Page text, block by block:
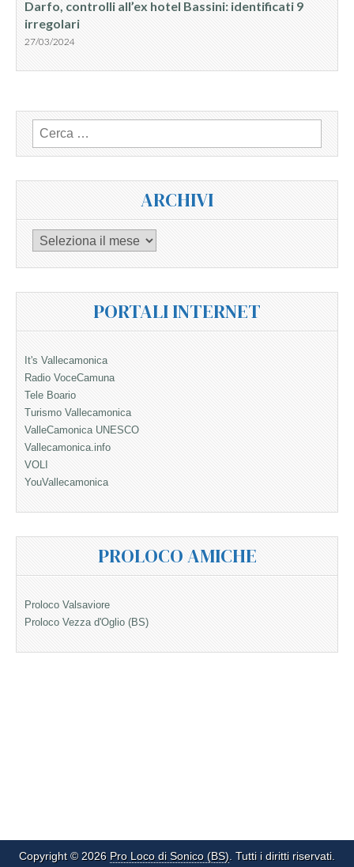
Darfo, controlli all’ex hotel Bassini: identificati 9
irregolari
27/03/2024
Ricerca
per:
ARCHIVI
Archivi
PORTALI INTERNET
It's Vallecamonica
Radio VoceCamuna
Tele Boario
Turismo Vallecamonica
ValleCamonica UNESCO
Vallecamonica.info
VOLI
YouVallecamonica
PROLOCO AMICHE
Proloco Valsaviore
Proloco Vezza d'Oglio (BS)
Copyright © 2026 Pro Loco di Sonico (BS). Tutti i diritti riservati.